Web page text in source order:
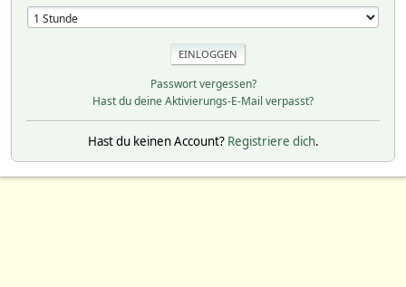
Passwort vergessen?
Hast du deine Aktivierungs-E-Mail verpasst?
Hast du keinen Account? Registriere dich.